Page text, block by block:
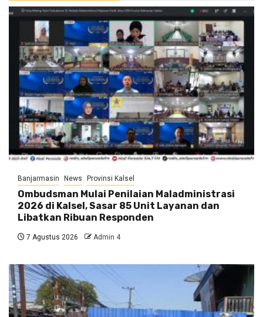
Banjarmasin News Provinsi Kalsel
Ombudsman Mulai Penilaian Maladministrasi
2026 di Kalsel, Sasar 85 Unit Layanan dan
Libatkan Ribuan Responden
7 Agustus 2026 Admin 4